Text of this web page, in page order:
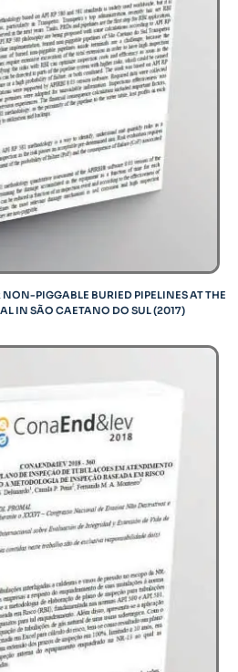
PIGGABLE BURIED PIPELINES AT THE
IN SÃO CAETANO DO SUL (2017)